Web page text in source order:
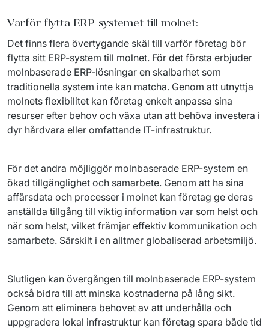
Varför flytta ERP-systemet till molnet:
Det finns flera övertygande skäl till varför företag bör
flytta sitt ERP-system till molnet. För det första erbjuder
molnbaserade ERP-lösningar en skalbarhet som
traditionella system inte kan matcha. Genom att utnyttja
molnets flexibilitet kan företag enkelt anpassa sina
resurser efter behov och växa utan att behöva investera i
dyr hårdvara eller omfattande IT-infrastruktur.
För det andra möjliggör molnbaserade ERP-system en
ökad tillgänglighet och samarbete. Genom att ha sina
affärsdata och processer i molnet kan företag ge deras
anställda tillgång till viktig information var som helst och
när som helst, vilket främjar effektiv kommunikation och
samarbete. Särskilt i en alltmer globaliserad arbetsmiljö.
Slutligen kan övergången till molnbaserade ERP-system
också bidra till att minska kostnaderna på lång sikt.
Genom att eliminera behovet av att underhålla och
uppgradera lokal infrastruktur kan företag spara både tid